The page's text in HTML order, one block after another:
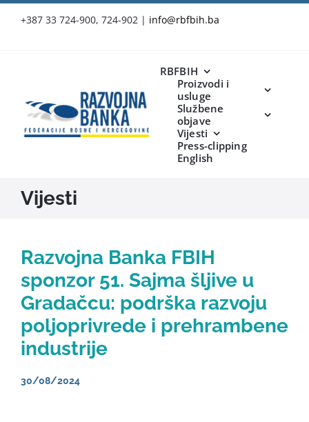
+387 33 724-900, 724-902 | info@rbfbih.ba
RBFBIH
Proizvodi i
usluge
Službene
objave
Vijesti
Press-clipping
English
Vijesti
Razvojna Banka FBIH
sponzor 51. Sajma šljive u
Gradačcu: podrška razvoju
poljoprivrede i prehrambene
industrije
30/08/2024